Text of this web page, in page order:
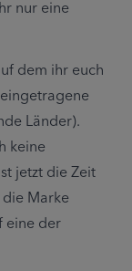
nur eine
dem ihr euch
Länder).
keine
jetzt die Zeit
Marke
eine der